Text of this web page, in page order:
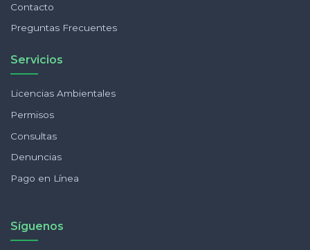
Contacto
Preguntas Frecuentes
Servicios
Licencias Ambientales
Permisos
Consultas
Denuncias
Pago en Línea
Síguenos